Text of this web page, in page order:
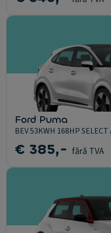
Ford Puma
BEV 53KWH 168HP SELECT
€ 385,- fără TVA